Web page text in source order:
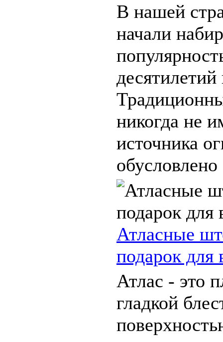
В нашей
начали
десятилетий
никогда не
источника
Атласные
подарок для
Атлас - это
гладкой